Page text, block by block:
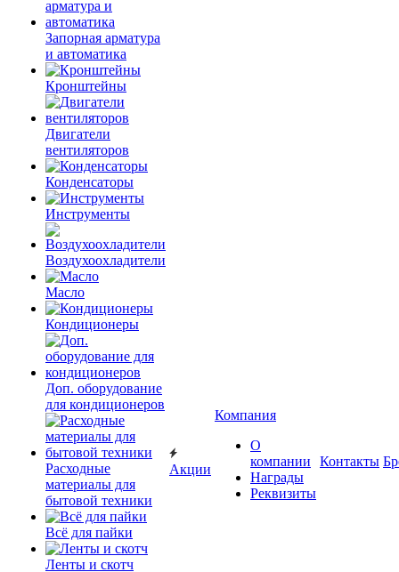
Запорная арматура
и автоматика
Кронштейны
Двигатели
вентиляторов
Конденсаторы
Инструменты
Воздухоохладители
Масло
Кондиционеры
Доп. оборудование
для кондиционеров
Расходные
материалы для
бытовой техники
Всё для пайки
Ленты и скотч
Акции
Компания
О
компании
Награды
Реквизиты
Контакты